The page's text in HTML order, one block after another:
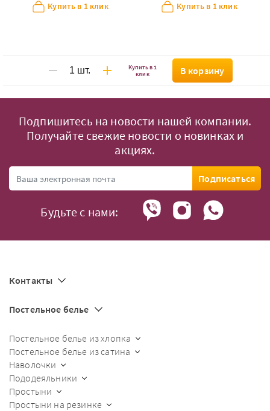
Купить в 1 клик Купить в 1 клик
Купить в 1
клик
В корзину
Подпишитесь на новости нашей компании.
Получайте свежие новости о новинках и
акциях.
Подписаться
Будьте с нами:
Контакты
Постельное белье
Постельное белье из хлопка
Постельное белье из сатина
Наволочки
Пододеяльники
Простыни
Простыни на резинке